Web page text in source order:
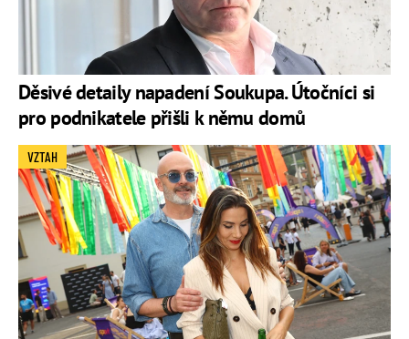
Děsivé detaily napadení Soukupa. Útočníci si
pro podnikatele přišli k němu domů
VZTAH